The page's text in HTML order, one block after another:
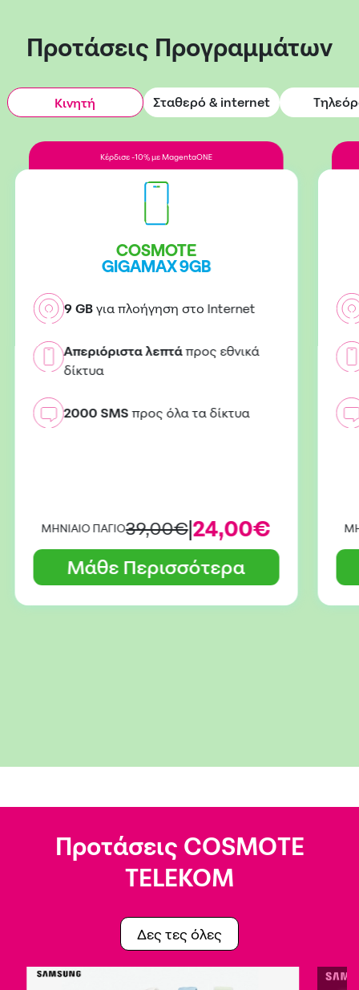
Προτάσεις Προγραμμάτων
Κινητή Σταθερό & internet
Κέρδισε -10% με MagentaONE
COSMOTE
GIGAMAX 9GB
9 GB για πλοήγηση στο Internet
Απεριόριστα λεπτά προς εθνικά
δίκτυα
2000 SMS προς όλα τα δίκτυα
ΜΗΝΙΑΙΟ ΠΑΓΙΟ39,00€|24,00€
Μάθε Περισσότερα
Προτάσεις COSMOTE
TELEKOM
Δες τες όλες